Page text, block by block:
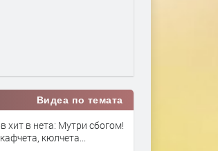
Видеа по темата
хит в нета: Мутри сбогом!
кюлчета...